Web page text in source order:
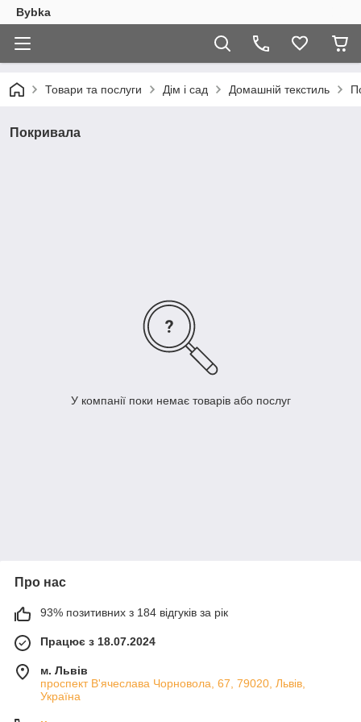
Bybka
Товари та послуги Дім і сад Домашній текстиль
Покривала
У компанії поки немає товарів або послуг
Про нас
93% позитивних з 184 відгуків за рік
Працює з 18.07.2024
м. Львів
проспект В'ячеслава Чорновола, 67, 79020, Львів,
Україна